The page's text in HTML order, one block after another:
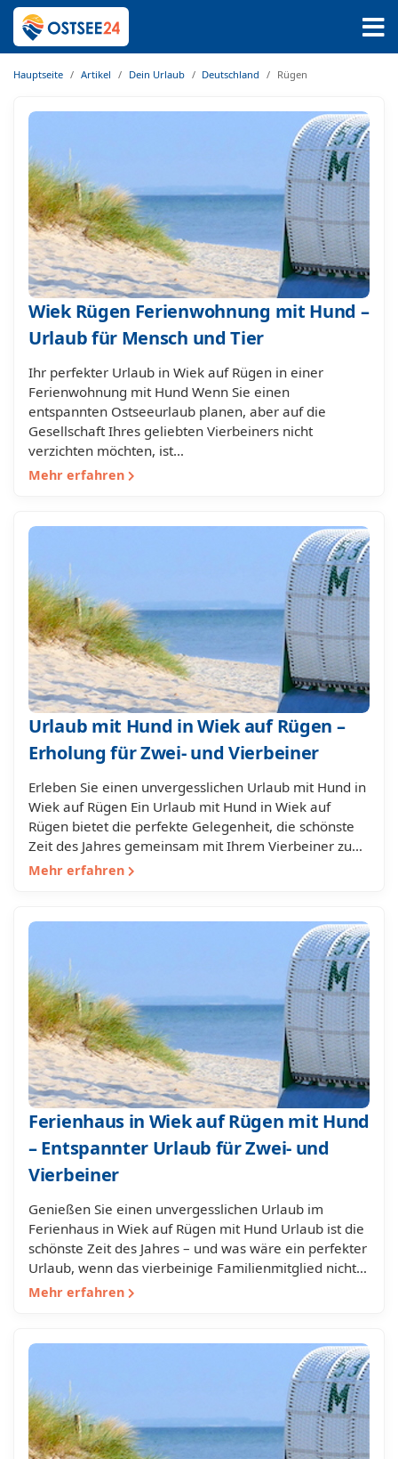
Hauptseite Artikel Dein Urlaub Deutschland Rügen
Wiek Rügen Ferienwohnung mit Hund –
Urlaub für Mensch und Tier
Ihr perfekter Urlaub in Wiek auf Rügen in einer
Ferienwohnung mit Hund Wenn Sie einen
entspannten Ostseeurlaub planen, aber auf die
Gesellschaft Ihres geliebten Vierbeiners nicht
verzichten möchten, ist…
Mehr erfahren
Urlaub mit Hund in Wiek auf Rügen –
Erholung für Zwei- und Vierbeiner
Erleben Sie einen unvergesslichen Urlaub mit Hund in
Wiek auf Rügen Ein Urlaub mit Hund in Wiek auf
Rügen bietet die perfekte Gelegenheit, die schönste
Zeit des Jahres gemeinsam mit Ihrem Vierbeiner zu…
Mehr erfahren
Ferienhaus in Wiek auf Rügen mit Hund
– Entspannter Urlaub für Zwei- und
Vierbeiner
Genießen Sie einen unvergesslichen Urlaub im
Ferienhaus in Wiek auf Rügen mit Hund Urlaub ist die
schönste Zeit des Jahres – und was wäre ein perfekter
Urlaub, wenn das vierbeinige Familienmitglied nicht…
Mehr erfahren